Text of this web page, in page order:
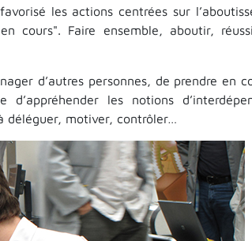
les actions centrées sur
cours". Faire ensemble, aboutir,
d’autres personnes, de prendre en
les notions
déléguer, motiver, contrôler…